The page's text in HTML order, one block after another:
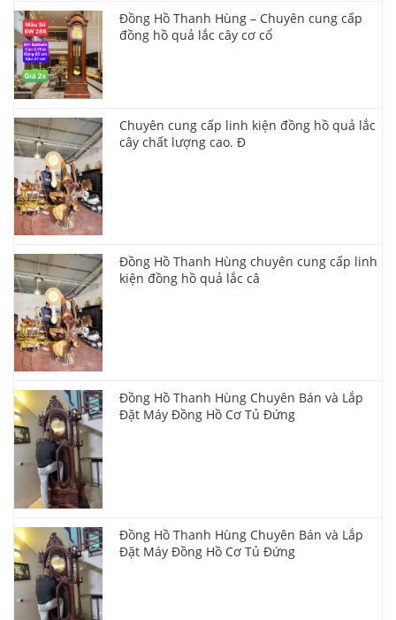
Đồng Hồ Thanh Hùng – Chuyên cung cấp
đồng hồ quả lắc cây cơ cổ
Chuyên cung cấp linh kiện đồng hồ quả lắc
cây chất lượng cao. Đ
Đồng Hồ Thanh Hùng chuyên cung cấp linh
kiện đồng hồ quả lắc câ
Đồng Hồ Thanh Hùng Chuyên Bán và Lắp
Đặt Máy Đồng Hồ Cơ Tủ Đứng
Đồng Hồ Thanh Hùng Chuyên Bán và Lắp
Đặt Máy Đồng Hồ Cơ Tủ Đứng